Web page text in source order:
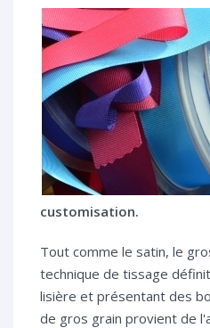
customisation.
Tout comme le satin, le
technique de tissage
lisière et présentant des
de gros grain provient de